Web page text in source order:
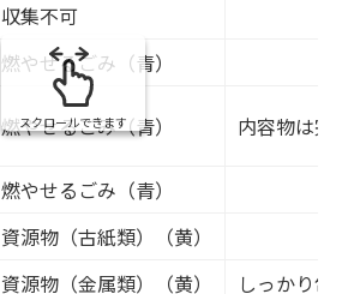
収集不可
燃やせるごみ（青）
燃やせるごみ（青） 内容物は完
燃やせるごみ（青）
資源物（古紙類）（黄）
資源物（金属類）（黄） しっかり
スクロールできます